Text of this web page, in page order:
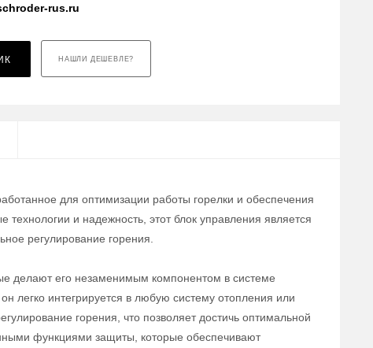
rus.ru
НАШЛИ ДЕШЕВЛЕ?
для оптимизации работы горелки и обеспечения
и надежность, этот блок управления является
регулирование горения.
делают его незаменимым компонентом в системе
легко интегрируется в любую систему отопления или
горения, что позволяет достичь оптимальной
функциями защиты, которые обеспечивают